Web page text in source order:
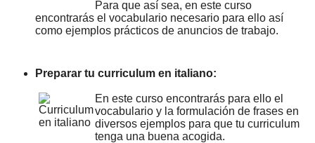
Para que así sea, en este curso
encontrarás el vocabulario necesario para ello así
como ejemplos prácticos de anuncios de trabajo.
Preparar tu curriculum en italiano:
En este curso encontrarás para ello el
vocabulario y la formulación de frases en
diversos ejemplos para que tu curriculum
tenga una buena acogida.